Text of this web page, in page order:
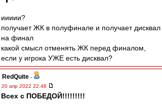
иииии?
получает ЖК в полуфинале и получает дисквал
на финал
какой смысл отменять ЖК перед финалом,
если у игрока УЖЕ есть дисквал?
RedQuite -
20 апр 2022 22:48
Всех с ПОБЕДОЙ!!!!!!!!!